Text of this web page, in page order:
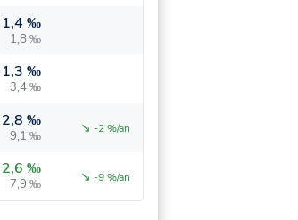
1,4 ‰
1,8 ‰
1,3 ‰
3,4 ‰
2,8 ‰
9,1 ‰ ↘ -2 %/an
2,6 ‰
7,9 ‰ ↘ -9 %/an